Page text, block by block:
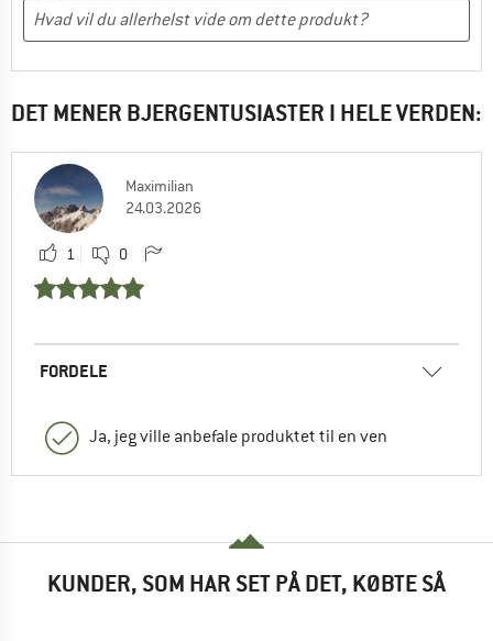
DET MENER BJERGENTUSIASTER I HELE VERDEN:
Maximilian
24.03.2026
1 0
FORDELE
Ja, jeg ville anbefale produktet til en ven
KUNDER, SOM HAR SET PÅ DET, KØBTE SÅ